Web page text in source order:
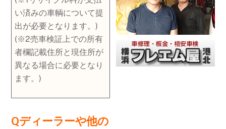
い済みの車輌について提
出が必要となります。)
(※2売車検証上での所有
者欄記載住所と現住所が
異なる場合に必要となり
ます。)
Qディーラーや他の